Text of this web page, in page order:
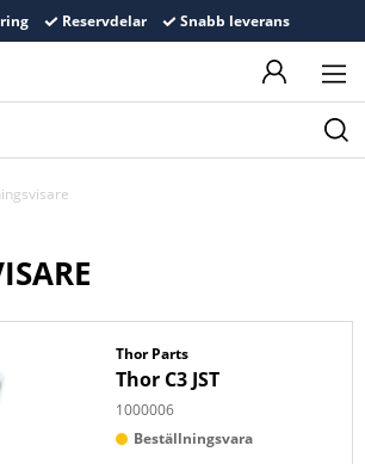
Reservdelar Snabb leverans
Thor Parts
Thor C3 JST
1000006
Beställningsvara